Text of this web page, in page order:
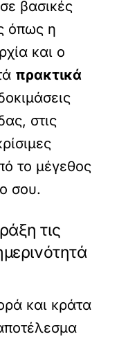
βασικές
όπως η
και ο
πρακτικά
στις
το μέγεθος
σου.
τις
και κράτα